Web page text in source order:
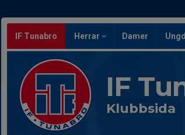
IF Tunabro Herrar Damer
IF
Klubbsida